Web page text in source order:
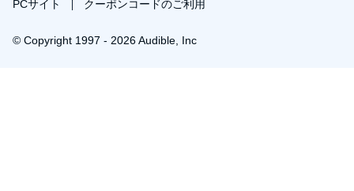
PCサイト クーポンコードのご利用
© Copyright 1997 - 2026 Audible, Inc